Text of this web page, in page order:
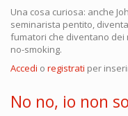
Una cosa curiosa: anche
seminarista pentito,
fumatori che diventano
no-smoking.
Accedi o registrati per
No no, io non